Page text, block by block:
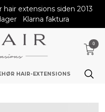
extensions siden 2013
Klarna faktura
0
HAIR-EXTENSIONS